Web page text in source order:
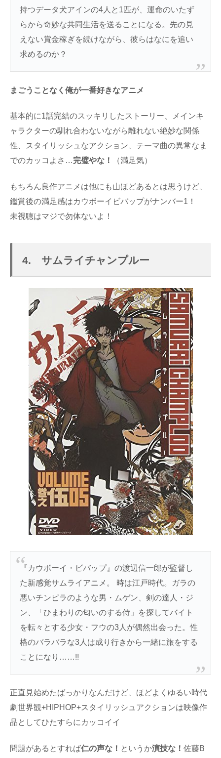
持つデータ犬アインの4人と1匹が、運命のいたず
らから奇妙な共同生活を送ることになる。先の見
えない賞金稼ぎを続けながら、彼らはなにを追い
求めるのか？
まごうことなく俺が一番好きなアニメ
基本的に1話完結のスッキリしたストーリー、メインキ
ャラクターの馴れ合わないながら離れない絶妙な関係
性、スタイリッシュなアクション、テーマ曲の異常なま
でのカッコよさ…完璧やな！ （満足気）
もちろん良作アニメは他にも山ほどあるとは思うけど、
鑑賞後の満足感はカウボーイビバップがナンバー1！
未視聴はマジで勿体ないよ！
4. サムライチャンプルー
『カウボーイ・ビバップ』の渡辺信一郎が監督し
た新感覚サムライアニメ。 時は江戸時代。ガラの
悪いチンピラのような男・ムゲン、剣の達人・ジ
ン、「ひまわりの匂いのする侍」を探してバイト
を転々とする少女・フウの3人が偶然出会った。性
格のバラバラな3人は成り行きから一緒に旅をする
ことになり……!!
正直見始めたばっかりなんだけど、ほどよくゆるい時代
劇世界観+HIPHOP+スタイリッシュアクションは映像作
品としてひたすらにカッコイイ
問題があるとすれば仁の声な！ というか演技な！ 佐藤B